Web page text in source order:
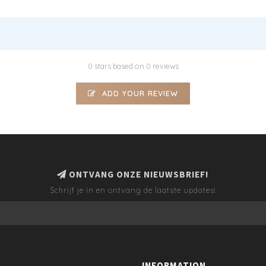
0 stars based on 0 reviews
ADD YOUR REVIEW
ONTVANG ONZE NIEUWSBRIEF!
Schrijf je in en ontvang de laatste updates!